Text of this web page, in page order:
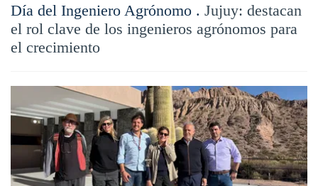
Día del Ingeniero Agrónomo . Jujuy: destacan
el rol clave de los ingenieros agrónomos para
el crecimiento